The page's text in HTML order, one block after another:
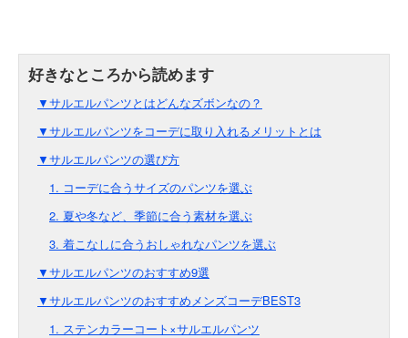
▼サルエルパンツとはどんなズボンなの？
▼サルエルパンツをコーデに取り入れるメリットとは
▼サルエルパンツの選び方
1. コーデに合うサイズのパンツを選ぶ
2. 夏や冬など、季節に合う素材を選ぶ
3. 着こなしに合うおしゃれなパンツを選ぶ
▼サルエルパンツのおすすめ9選
▼サルエルパンツのおすすめメンズコーデBEST3
1. ステンカラーコート×サルエルパンツ